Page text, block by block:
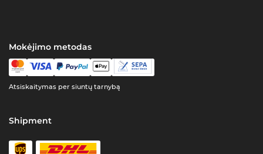
Mokėjimo metodas
Atsiskaitymas per siuntų tarnybą
Shipment